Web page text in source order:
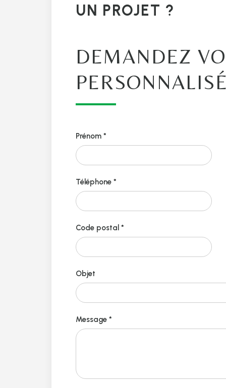
UN PROJET ?
DEMANDEZ
Prénom *
Téléphone *
Code postal *
Objet
Message *